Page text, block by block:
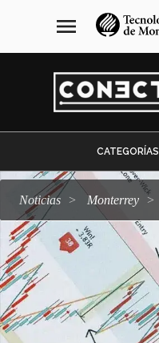
navegación
principal
menu
CATEGORÍAS
Noticias Monterrey